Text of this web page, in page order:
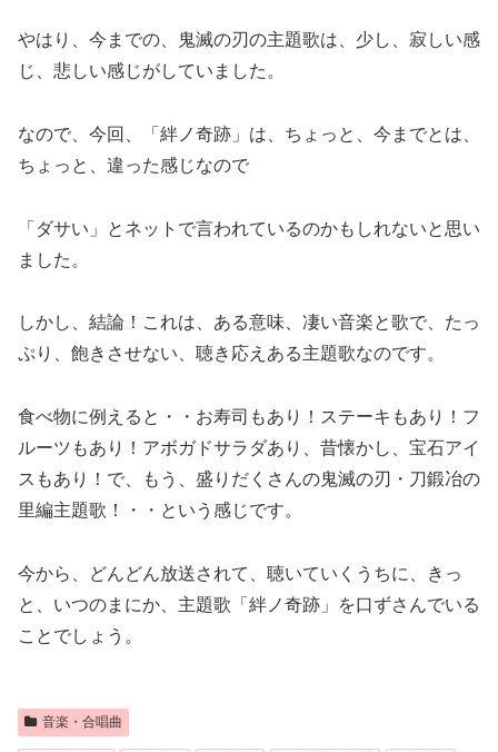
やはり、今までの、鬼滅の刃の主題歌は、少し、寂しい感
じ、悲しい感じがしていました。
なので、今回、「絆ノ奇跡」は、ちょっと、今までとは、
ちょっと、違った感じなので
「ダサい」とネットで言われているのかもしれないと思い
ました。
しかし、結論！これは、ある意味、凄い音楽と歌で、たっ
ぷり、飽きさせない、聴き応えある主題歌なのです。
食べ物に例えると・・お寿司もあり！ステーキもあり！フ
ルーツもあり！アボガドサラダあり、昔懐かし、宝石アイ
スもあり！で、もう、盛りだくさんの鬼滅の刃・刀鍛冶の
里編主題歌！・・という感じです。
今から、どんどん放送されて、聴いていくうちに、きっ
と、いつのまにか、主題歌「絆ノ奇跡」を口ずさんでいる
ことでしょう。
音楽・合唱曲